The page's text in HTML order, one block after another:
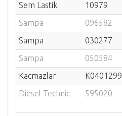
Sem Lastik
10979
Sampa
096582
Sampa
030277
Sampa
050584
Kacmazlar
K0401299
Diesel Technic
595020